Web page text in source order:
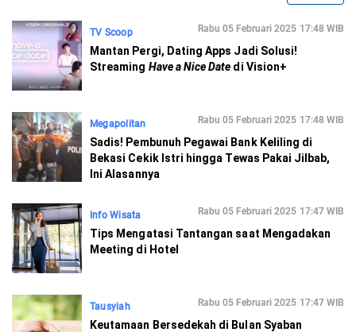
TV Scoop Rabu 05 Februari 2025 17:48 WIB
Mantan Pergi, Dating Apps Jadi Solusi!
Streaming Have a Nice Date di Vision+
Megapolitan Rabu 05 Februari 2025 17:48 WIB
Sadis! Pembunuh Pegawai Bank Keliling di
Bekasi Cekik Istri hingga Tewas Pakai Jilbab,
Ini Alasannya
Info Wisata Rabu 05 Februari 2025 17:47 WIB
Tips Mengatasi Tantangan saat Mengadakan
Meeting di Hotel
Tausyiah Rabu 05 Februari 2025 17:47 WIB
Keutamaan Bersedekah di Bulan Syaban